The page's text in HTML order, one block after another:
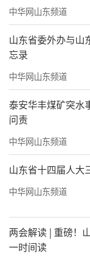
中华网山东频道
山东省委外办与山
忘录
中华网山东频道
泰安华丰煤矿突水
问责
中华网山东频道
山东省十四届人大
中华网山东频道
两会解读 | 重磅！
一时间读